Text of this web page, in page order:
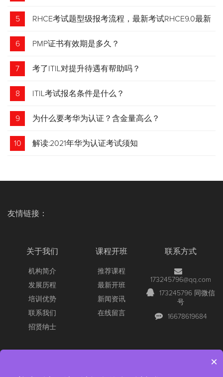
介绍
5 RHCE考试题型级报考流程，最新考试RHCE9.0最新
考试 变化请悉知
6 PMP证书有效期是多久？
7 考了ITIL对提升待遇有帮助吗？
8 ITIL考试报名条件是什么？
9 为什么要考华为认证？含金量高么？
10 解读:2021年华为认证考试须知
友情链接：
关于我们
机构简介
发展历程
培训优势
联系我们
招贤纳士
课程开班
推荐课程
最新开班
新闻资讯
在线留言
联系方式
173245796@qq.com
173245796 同微信
号
16678619684
×